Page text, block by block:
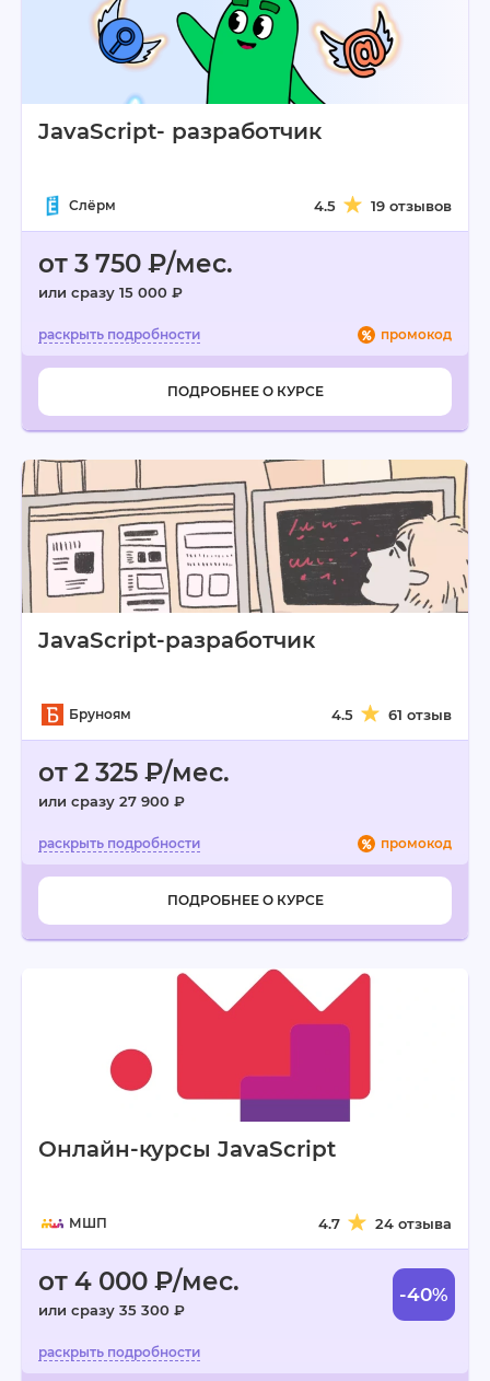
JavaScript- разработчик
Слёрм 4.5 19 отзывов
от 3 750 ₽/мес.
или сразу 15 000 ₽
промокод
ПОДРОБНЕЕ О КУРСЕ
JavaScript-разработчик
Бруноям 4.5 61 отзыв
от 2 325 ₽/мес.
или сразу 27 900 ₽
промокод
ПОДРОБНЕЕ О КУРСЕ
Онлайн-курсы JavaScript
МШП 4.7 24 отзыва
от 4 000 ₽/мес.
или сразу 35 300 ₽
-40%